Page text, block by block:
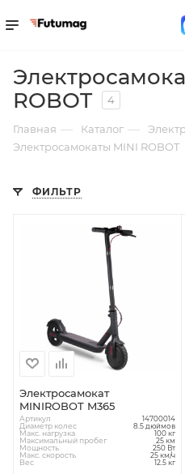
ROBOT
4
Главная — Каталог —
Электросамокаты MINI ROBOT
ФИЛЬТР
Электросамокат
MINIROBOT M365
Артикул 14700014
Диаметр колес 8.5 дюймов
Макс. нагрузка 100 кг
Максимальный пробег 25 км
Мощность 250 Вт
Макс. скорость 25 км/ч
Вес 12.5 кг